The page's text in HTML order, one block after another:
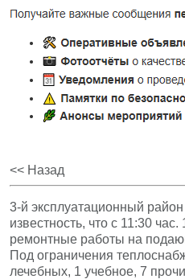
<< Назад
3-й эксплуатационный
известность, что с 11:30
ремонтные работы на
Под ограничения
лечебных, 1 учебное, 7